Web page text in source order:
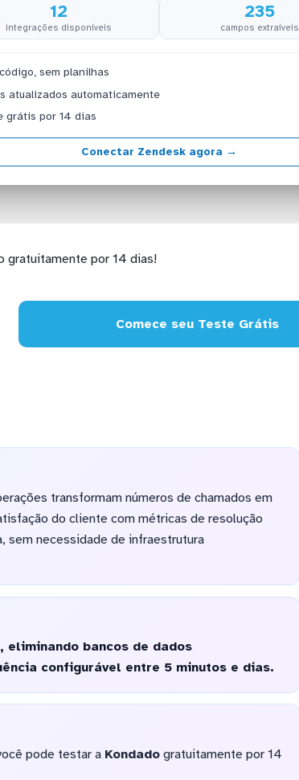
12
integrações disponíveis
235
campos extraíveis
sem planilhas
atualizados automaticamente
grátis por 14 dias
Conectar Zendesk agora →
gratuitamente por 14 dias!
Comece seu Teste Grátis
transformam números de chamados em
do cliente com métricas de resolução
sem necessidade de infraestrutura
eliminando bancos de dados
configurável entre 5 minutos e dias.
pode testar a Kondadogratuitamente por 14